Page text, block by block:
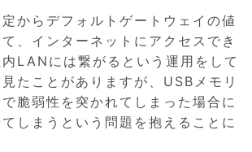
からデフォルトゲートウェイの値
、インターネットにアクセスでき
LANには繋がるという運用をして
たことがありますが、USBメモリ
脆弱性を突かれてしまった場合に
しまうという問題を抱えることに